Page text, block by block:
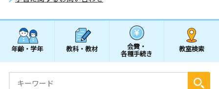
年齢・学年 教科・教材 会費・
各種手続き
教室検索